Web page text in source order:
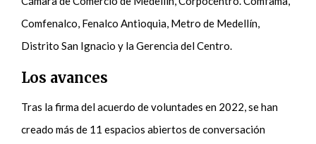
Comfenalco, Fenalco Antioquia, Metro de Medellín,
Distrito San Ignacio y la Gerencia del Centro.
Los avances
Tras la firma del acuerdo de voluntades en 2022, se han
creado más de 11 espacios abiertos de conversación